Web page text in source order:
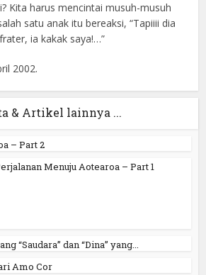
Kita harus mencintai musuh-musuh
satu anak itu bereaksi, “Tapiiii dia
ia kakak saya!…”
2002.
& Artikel lainnya ...
– Part 2
Menuju Aotearoa – Part 1
“Saudara” dan “Dina” yang...
Amo Cor